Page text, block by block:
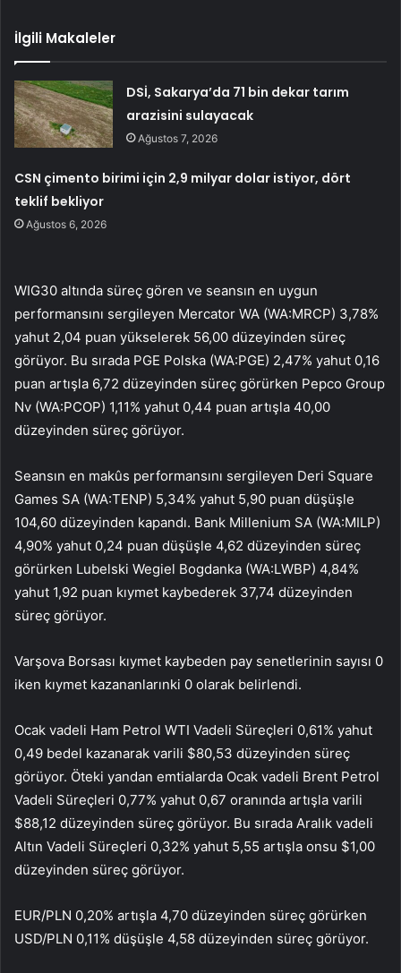
İlgili Makaleler
DSİ, Sakarya’da 71 bin dekar tarım
arazisini sulayacak
Ağustos 7, 2026
CSN çimento birimi için 2,9 milyar dolar istiyor, dört
teklif bekliyor
Ağustos 6, 2026
WIG30 altında süreç gören ve seansın en uygun
performansını sergileyen Mercator WA (WA:MRCP) 3,78%
yahut 2,04 puan yükselerek 56,00 düzeyinden süreç
görüyor. Bu sırada PGE Polska (WA:PGE) 2,47% yahut 0,16
puan artışla 6,72 düzeyinden süreç görürken Pepco Group
Nv (WA:PCOP) 1,11% yahut 0,44 puan artışla 40,00
düzeyinden süreç görüyor.
Seansın en makûs performansını sergileyen Deri Square
Games SA (WA:TENP) 5,34% yahut 5,90 puan düşüşle
104,60 düzeyinden kapandı. Bank Millenium SA (WA:MILP)
4,90% yahut 0,24 puan düşüşle 4,62 düzeyinden süreç
görürken Lubelski Wegiel Bogdanka (WA:LWBP) 4,84%
yahut 1,92 puan kıymet kaybederek 37,74 düzeyinden
süreç görüyor.
Varşova Borsası kıymet kaybeden pay senetlerinin sayısı 0
iken kıymet kazananlarınki 0 olarak belirlendi.
Ocak vadeli Ham Petrol WTI Vadeli Süreçleri 0,61% yahut
0,49 bedel kazanarak varili $80,53 düzeyinden süreç
görüyor. Öteki yandan emtialarda Ocak vadeli Brent Petrol
Vadeli Süreçleri 0,77% yahut 0,67 oranında artışla varili
$88,12 düzeyinden süreç görüyor. Bu sırada Aralık vadeli
Altın Vadeli Süreçleri 0,32% yahut 5,55 artışla onsu $1,00
düzeyinden süreç görüyor.
EUR/PLN 0,20% artışla 4,70 düzeyinden süreç görürken
USD/PLN 0,11% düşüşle 4,58 düzeyinden süreç görüyor.